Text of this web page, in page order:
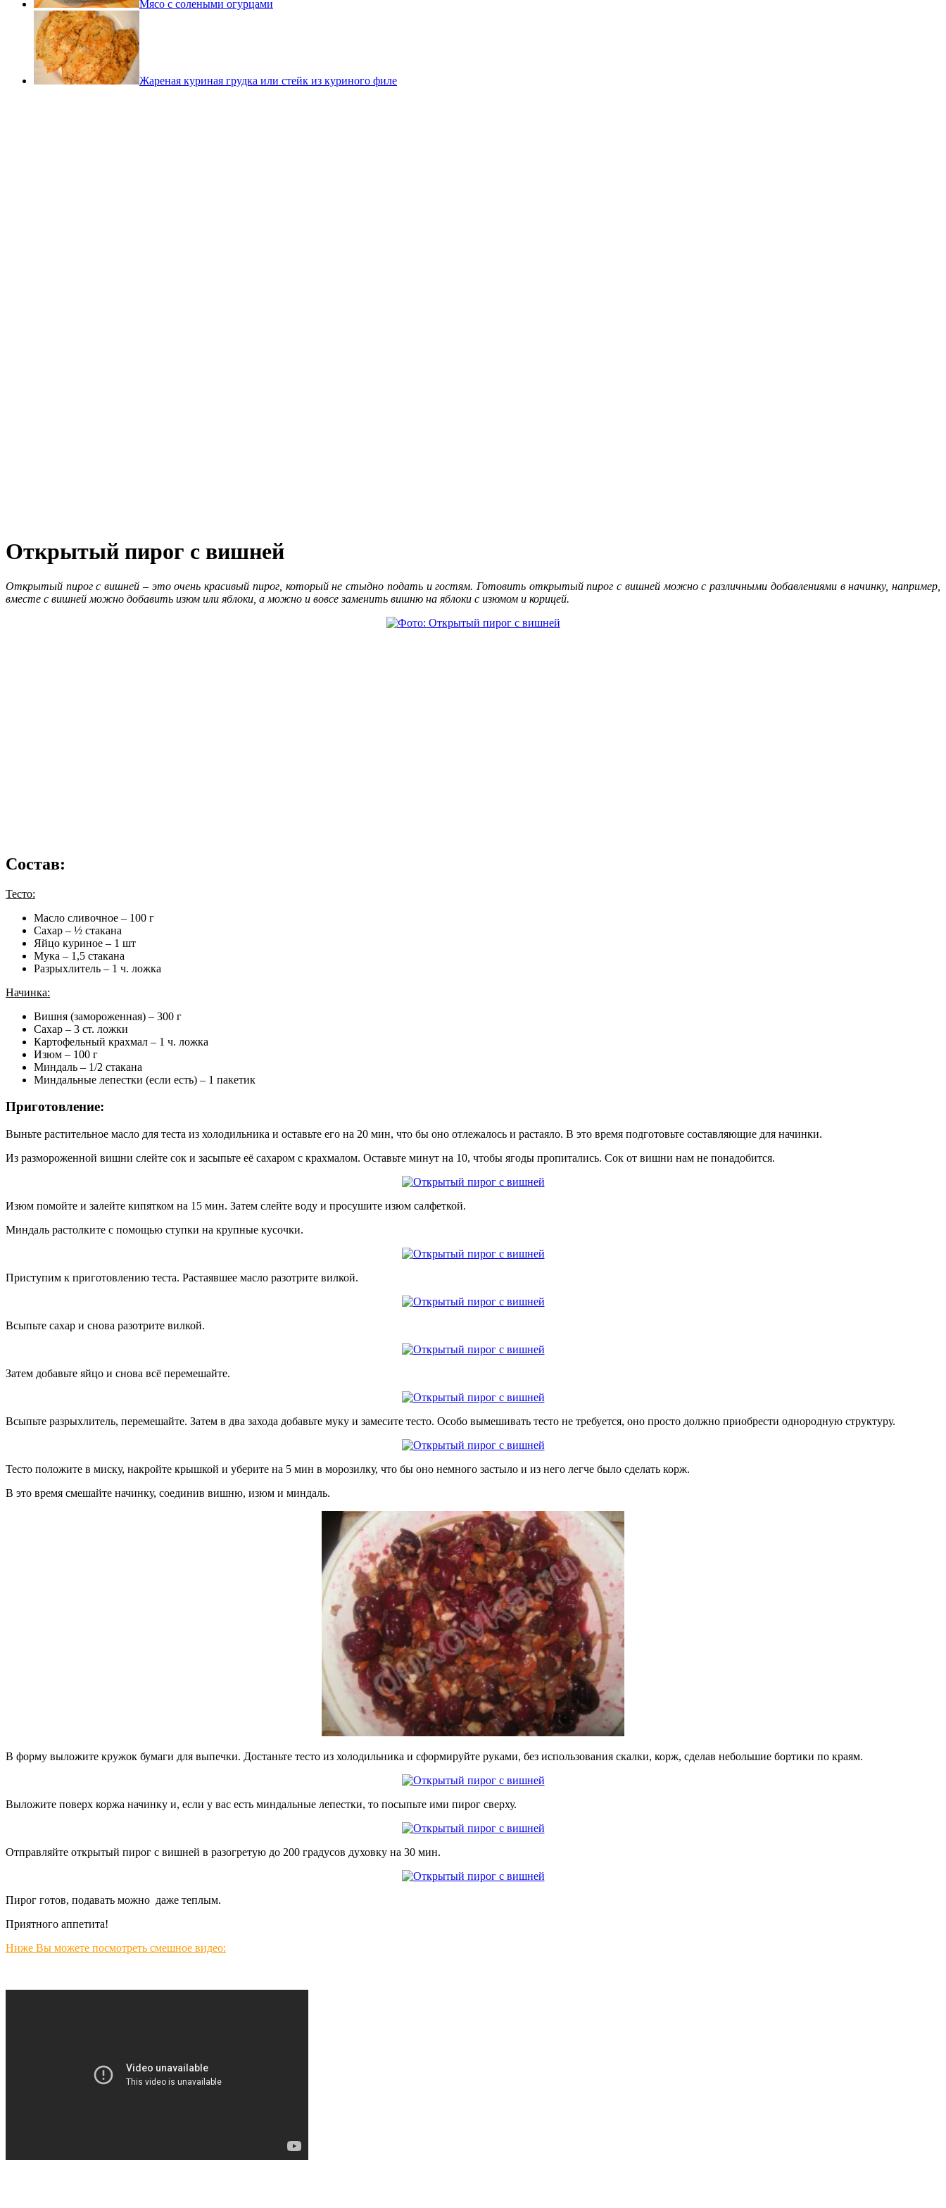
Мясо с солеными огурцами
Жареная куриная грудка или стейк из куриного филе
Открытый пирог с вишней
Открытый пирог с вишней – это очень красивый пирог, который не стыдно подать и гостям. Готовить открытый пирог с вишней можно с различными добавлениями в начинку, например,
вместе с вишней можно добавить изюм или яблоки, а можно и вовсе заменить вишню на яблоки с изюмом и корицей.
Состав:
Тесто:
Масло сливочное – 100 г
Сахар – ½ стакана
Яйцо куриное – 1 шт
Мука – 1,5 стакана
Разрыхлитель – 1 ч. ложка
Начинка:
Вишня (замороженная) – 300 г
Сахар – 3 ст. ложки
Картофельный крахмал – 1 ч. ложка
Изюм – 100 г
Миндаль – 1/2 стакана
Миндальные лепестки (если есть) – 1 пакетик
Приготовление:
Выньте растительное масло для теста из холодильника и оставьте его на 20 мин, что бы оно отлежалось и растаяло. В это время подготовьте составляющие для начинки.
Из размороженной вишни слейте сок и засыпьте её сахаром с крахмалом. Оставьте минут на 10, чтобы ягоды пропитались. Сок от вишни нам не понадобится.
Изюм помойте и залейте кипятком на 15 мин. Затем слейте воду и просушите изюм салфеткой.
Миндаль растолките с помощью ступки на крупные кусочки.
Приступим к приготовлению теста. Растаявшее масло разотрите вилкой.
Всыпьте сахар и снова разотрите вилкой.
Затем добавьте яйцо и снова всё перемешайте.
Всыпьте разрыхлитель, перемешайте. Затем в два захода добавьте муку и замесите тесто. Особо вымешивать тесто не требуется, оно просто должно приобрести однородную структуру.
Тесто положите в миску, накройте крышкой и уберите на 5 мин в морозилку, что бы оно немного застыло и из него легче было сделать корж.
В это время смешайте начинку, соединив вишню, изюм и миндаль.
В форму выложите кружок бумаги для выпечки. Достаньте тесто из холодильника и сформируйте руками, без использования скалки, корж, сделав небольшие бортики по краям.
Выложите поверх коржа начинку и, если у вас есть миндальные лепестки, то посыпьте ими пирог сверху.
Отправляйте открытый пирог с вишней в разогретую до 200 градусов духовку на 30 мин.
Пирог готов, подавать можно даже теплым.
Приятного аппетита!
Ниже Вы можете посмотреть смешное видео: